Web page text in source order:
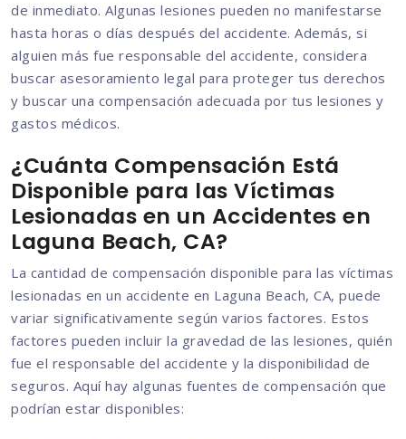
de inmediato. Algunas lesiones pueden no manifestarse
hasta horas o días después del accidente. Además, si
alguien más fue responsable del accidente, considera
buscar asesoramiento legal para proteger tus derechos
y buscar una compensación adecuada por tus lesiones y
gastos médicos.
¿Cuánta Compensación Está
Disponible para las Víctimas
Lesionadas en un Accidentes en
Laguna Beach, CA?
La cantidad de compensación disponible para las víctimas
lesionadas en un accidente en Laguna Beach, CA, puede
variar significativamente según varios factores. Estos
factores pueden incluir la gravedad de las lesiones, quién
fue el responsable del accidente y la disponibilidad de
seguros. Aquí hay algunas fuentes de compensación que
podrían estar disponibles: